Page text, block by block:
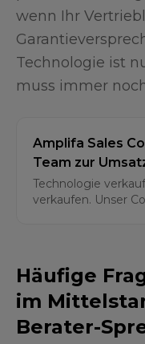
wenn Ihr
Technologie ist
muss immer
Amplifa Sales
Team zur
Technologie
verkaufen. Unser
Häufige
im
Berater-